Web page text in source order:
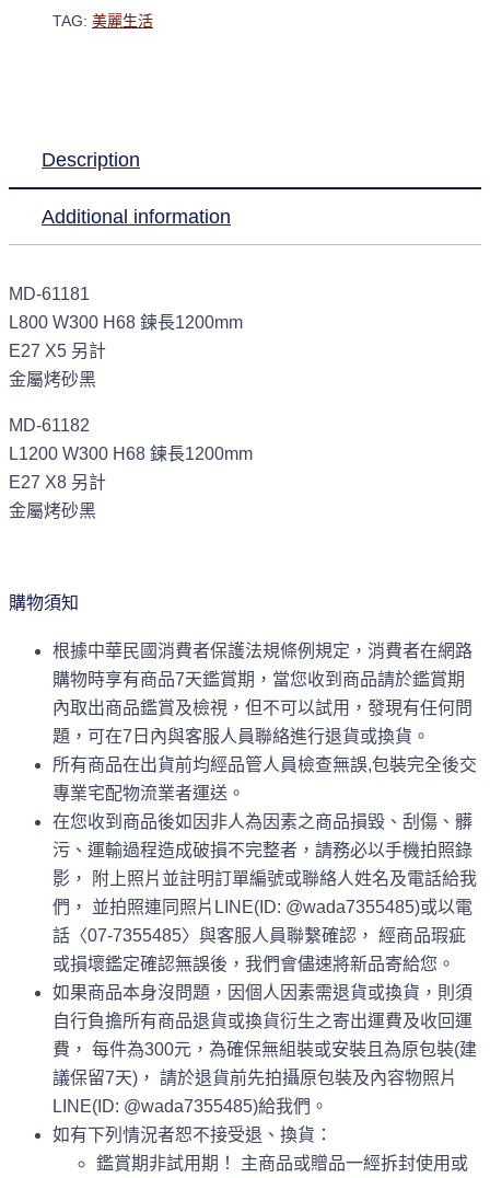
TAG: 美麗生活
Description
Additional information
MD-61181
L800 W300 H68 鍊長1200mm
E27 X5 另計
金屬烤砂黑
MD-61182
L1200 W300 H68 鍊長1200mm
E27 X8 另計
金屬烤砂黑
購物須知
根據中華民國消費者保護法規條例規定，消費者在網路
購物時享有商品7天鑑賞期，當您收到商品請於鑑賞期
內取出商品鑑賞及檢視，但不可以試用，發現有任何問
題，可在7日內與客服人員聯絡進行退貨或換貨。
所有商品在出貨前均經品管人員檢查無誤,包裝完全後交
專業宅配物流業者運送。
在您收到商品後如因非人為因素之商品損毀、刮傷、髒
污、運輸過程造成破損不完整者，請務必以手機拍照錄
影， 附上照片並註明訂單編號或聯絡人姓名及電話給我
們， 並拍照連同照片LINE(ID: @wada7355485)或以電
話〈07-7355485〉與客服人員聯繫確認， 經商品瑕疵
或損壞鑑定確認無誤後，我們會儘速將新品寄給您。
如果商品本身沒問題，因個人因素需退貨或換貨，則須
自行負擔所有商品退貨或換貨衍生之寄出運費及收回運
費， 每件為300元，為確保無組裝或安裝且為原包裝(建
議保留7天)， 請於退貨前先拍攝原包裝及內容物照片
LINE(ID: @wada7355485)給我們。
如有下列情況者恕不接受退、換貨：
鑑賞期非試用期！ 主商品或贈品一經拆封使用或